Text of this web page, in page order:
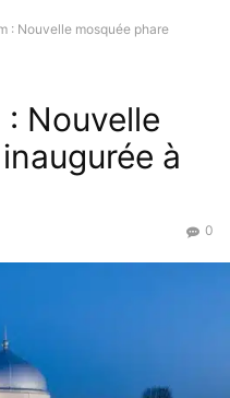
: Nouvelle mosquée phare
Nouvelle
à
0